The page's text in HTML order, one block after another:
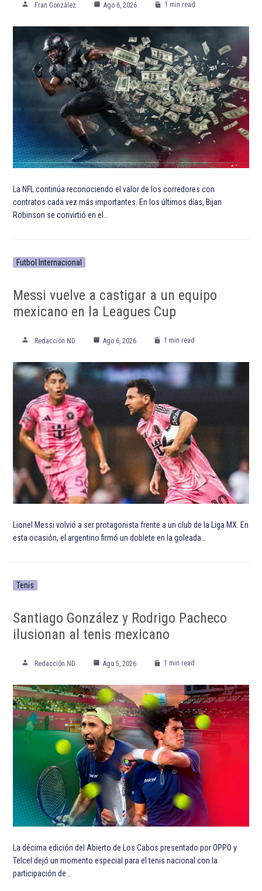
Fran González Ago 6, 2026 1 min read
La NFL continúa reconociendo el valor de los corredores con
contratos cada vez más importantes. En los últimos días, Bijan
Robinson se convirtió en el…
Futbol Internacional
Messi vuelve a castigar a un equipo
mexicano en la Leagues Cup
Redacción ND Ago 6, 2026 1 min read
Lionel Messi volvió a ser protagonista frente a un club de la Liga MX. En
esta ocasión, el argentino firmó un doblete en la goleada…
Tenis
Santiago González y Rodrigo Pacheco
ilusionan al tenis mexicano
Redacción ND Ago 5, 2026 1 min read
La décima edición del Abierto de Los Cabos presentado por OPPO y
Telcel dejó un momento especial para el tenis nacional con la
participación de…